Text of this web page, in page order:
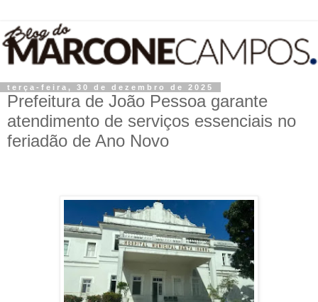
terça-feira, 30 de dezembro de 2025
Prefeitura de João Pessoa garante
atendimento de serviços essenciais no
feriadão de Ano Novo